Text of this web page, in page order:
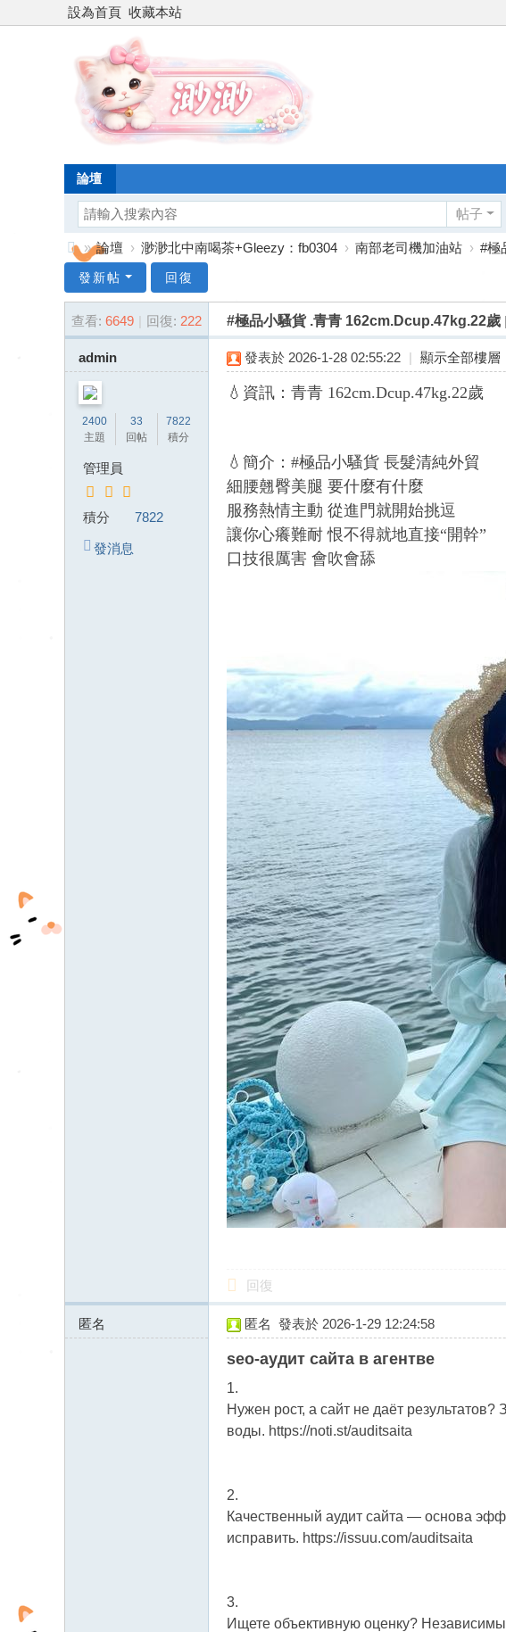
設為首頁 收藏本站
論壇
帖子
灣
渺
外
» 論壇 › 渺渺北中南喝茶+Gleezy：fb0304 › 南部老司機加油站 › #極
發新帖 回復
查看: 6649 | 回復: 222 #極品小騷貨 .青青 162cm.Dcup.47kg.22歲
admin
2400
主題
33
回帖
7822
積分
管理員
積分 7822
發消息
發表於 2026-1-28 02:55:22 | 顯示全部樓層
💧資訊：青青 162cm.Dcup.47kg.22歲
💧簡介：#極品小騷貨 長髮清純外貿
細腰翹臀美腿 要什麼有什麼
服務熱情主動 從進門就開始挑逗
讓你心癢難耐 恨不得就地直接“開幹”
口技很厲害 會吹會舔
回復
匿名
185.231.153.x:11931
匿名 發表於 2026-1-29 12:24:58
seo-аудит сайта в агентве
1.
Нужен рост, а сайт не даёт
воды. https://noti.st/auditsaita
2.
Качественный аудит сайта — основа
исправить. https://issuu.com/auditsaita
3.
Ищете объективную оценку?